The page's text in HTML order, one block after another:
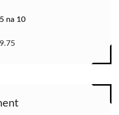
na 10
9.75